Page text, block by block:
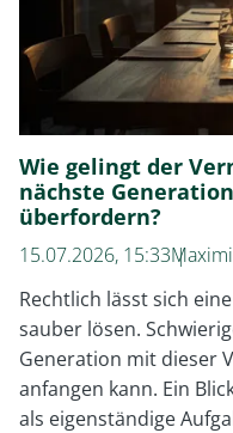
Wie gelingt der
nächste
überfordern?
15.07.2026, 15:33
Rechtlich lässt sich
sauber lösen.
Generation mit dieser
anfangen kann. Ein
als eigenständige